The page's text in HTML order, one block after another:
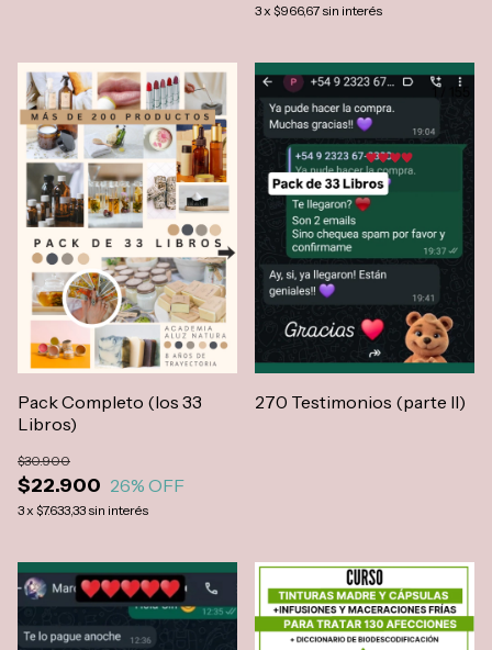
3x $966,67sin interés
Pack Completo (los 33
Libros)
$22.900
$30.900
26% OFF
3x $7.633,33sin interés
270 Testimonios (parte II)